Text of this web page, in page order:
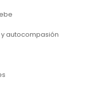
autocompasión